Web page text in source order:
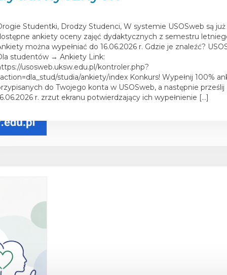
Studentki, Drodzy Studenci, W systemie USOSweb są już
ankiety oceny zajęć dydaktycznych z semestru
można wypełniać do 16.06.2026 r. Gdzie je znaleźć?
studentów → Ankiety Link:
usosweb.uksw.edu.pl/kontroler.php?
studia/ankiety/index Konkurs! Wypełnij 100%
do Twojego konta w USOSweb, a następnie prześlij
r. zrzut ekranu potwierdzający ich wypełnienie […]